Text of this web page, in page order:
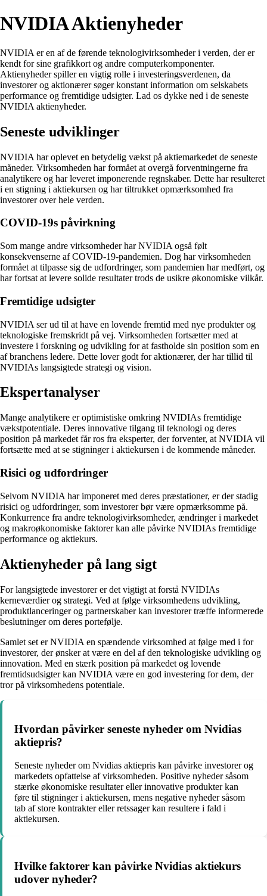
NVIDIA Aktienyheder
NVIDIA er en af de førende teknologivirksomheder i verden, der er
kendt for sine grafikkort og andre computerkomponenter.
Aktienyheder spiller en vigtig rolle i investeringsverdenen, da
investorer og aktionærer søger konstant information om selskabets
performance og fremtidige udsigter. Lad os dykke ned i de seneste
NVIDIA aktienyheder.
Seneste udviklinger
NVIDIA har oplevet en betydelig vækst på aktiemarkedet de seneste
måneder. Virksomheden har formået at overgå forventningerne fra
analytikere og har leveret imponerende regnskaber. Dette har resulteret
i en stigning i aktiekursen og har tiltrukket opmærksomhed fra
investorer over hele verden.
COVID-19s påvirkning
Som mange andre virksomheder har NVIDIA også følt
konsekvenserne af COVID-19-pandemien. Dog har virksomheden
formået at tilpasse sig de udfordringer, som pandemien har medført, og
har fortsat at levere solide resultater trods de usikre økonomiske vilkår.
Fremtidige udsigter
NVIDIA ser ud til at have en lovende fremtid med nye produkter og
teknologiske fremskridt på vej. Virksomheden fortsætter med at
investere i forskning og udvikling for at fastholde sin position som en
af branchens ledere. Dette lover godt for aktionærer, der har tillid til
NVIDIAs langsigtede strategi og vision.
Ekspertanalyser
Mange analytikere er optimistiske omkring NVIDIAs fremtidige
vækstpotentiale. Deres innovative tilgang til teknologi og deres
position på markedet får ros fra eksperter, der forventer, at NVIDIA vil
fortsætte med at se stigninger i aktiekursen i de kommende måneder.
Risici og udfordringer
Selvom NVIDIA har imponeret med deres præstationer, er der stadig
risici og udfordringer, som investorer bør være opmærksomme på.
Konkurrence fra andre teknologivirksomheder, ændringer i markedet
og makroøkonomiske faktorer kan alle påvirke NVIDIAs fremtidige
performance og aktiekurs.
Aktienyheder på lang sigt
For langsigtede investorer er det vigtigt at forstå NVIDIAs
kerneværdier og strategi. Ved at følge virksomhedens udvikling,
produktlanceringer og partnerskaber kan investorer træffe informerede
beslutninger om deres portefølje.
Samlet set er NVIDIA en spændende virksomhed at følge med i for
investorer, der ønsker at være en del af den teknologiske udvikling og
innovation. Med en stærk position på markedet og lovende
fremtidsudsigter kan NVIDIA være en god investering for dem, der
tror på virksomhedens potentiale.
Hvordan påvirker seneste nyheder om Nvidias
aktiepris?
Seneste nyheder om Nvidias aktiepris kan påvirke investorer og
markedets opfattelse af virksomheden. Positive nyheder såsom
stærke økonomiske resultater eller innovative produkter kan
føre til stigninger i aktiekursen, mens negative nyheder såsom
tab af store kontrakter eller retssager kan resultere i fald i
aktiekursen.
Hvilke faktorer kan påvirke Nvidias aktiekurs
udover nyheder?